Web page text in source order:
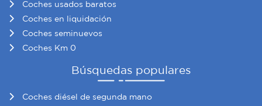
Coches usados baratos
Coches en liquidación
Coches seminuevos
Coches Km 0
Búsquedas populares
Coches diésel de segunda mano